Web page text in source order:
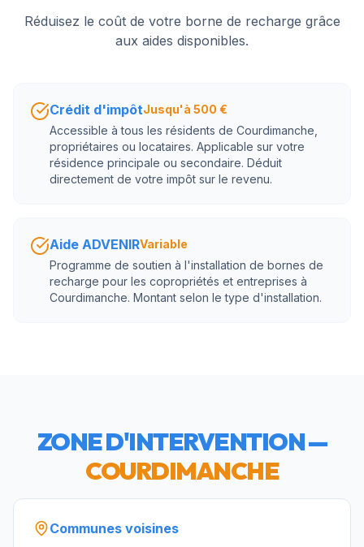
Réduisez le coût de votre borne de recharge grâce
aux aides disponibles.
Crédit d'impôtJusqu'à 500 €
Accessible à tous les résidents de Courdimanche,
propriétaires ou locataires. Applicable sur votre
résidence principale ou secondaire. Déduit
directement de votre impôt sur le revenu.
Aide ADVENIRVariable
Programme de soutien à l'installation de bornes de
recharge pour les copropriétés et entreprises à
Courdimanche. Montant selon le type d'installation.
ZONE D'INTERVENTION —
COURDIMANCHE
Communes voisines